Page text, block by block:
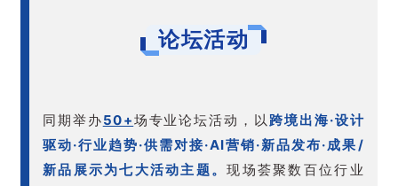
论坛活动
同期举办50+场专业论坛活动，以 跨境出海·设计
驱动·行业趋势·供需对接·AI营销·新品发布·成果/
新品展示为七大活动主题。现场荟聚数百位行业